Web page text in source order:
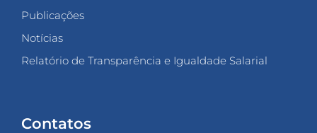
Publicações
Notícias
Relatório de Transparência e Igualdade Salarial
Contatos